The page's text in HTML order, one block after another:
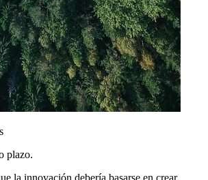
plazo.
la innovación debería basarse en crear